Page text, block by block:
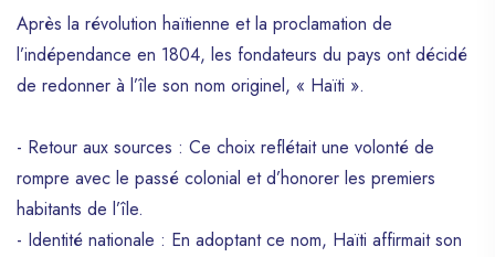
Après la révolution haïtienne et la proclamation de
l’indépendance en 1804, les fondateurs du pays ont décidé
de redonner à l’île son nom originel, « Haïti ».
- Retour aux sources : Ce choix reflétait une volonté de
rompre avec le passé colonial et d’honorer les premiers
habitants de l’île.
- Identité nationale : En adoptant ce nom, Haïti affirmait son